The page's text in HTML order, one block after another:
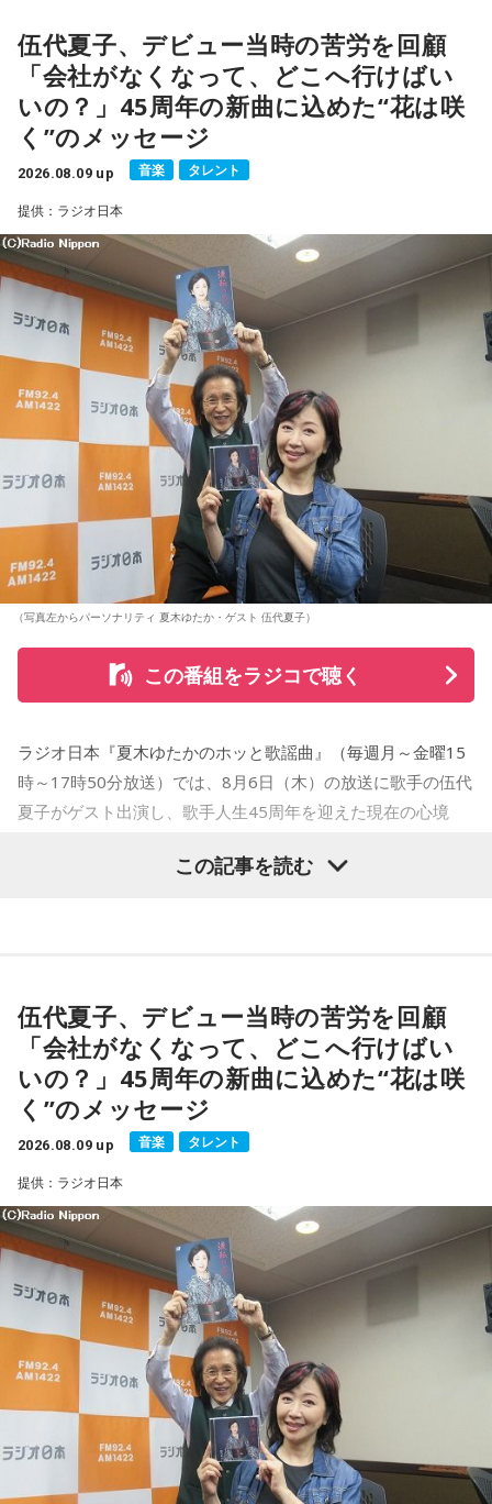
■放送日時：2026年8月16日（日） 19時～20時
■パーソナリティ：吉田尚記
■ゲスト：小山宙哉
■メールアドレス：manga@1242.com
■公式Xアカウント：@MANGARADIO1242
■ハッシュタグ：#マンガのラジオ
■番組HP：https://manga-no-radio.com/
伍代夏子、デビュー当時の苦労を回顧
「会社がなくなって、どこへ行けばい
いの？」45周年の新曲に込めた“花は咲
く”のメッセージ
2026.08.09 up 音楽 タレント
提供：ラジオ日本
（写真左からパーソナリティ 夏木ゆたか・ゲスト 伍代夏子）
この番組をラジコで聴く
ラジオ日本『夏木ゆたかのホッと歌謡曲』（毎週月～金曜15
時～17時50分放送）では、8月6日（木）の放送に歌手の伍代
夏子がゲスト出演し、歌手人生45周年を迎えた現在の心境
ることを明かした。また、歌手はレコーディングを終えた
後、自分自身が“演出家”となって楽曲を育てていく仕事でもあ
ると語り、長年培ってきた表現者としての思いを語った。
一方で、デビュー当時は決して順風満帆ではなかった。デビ
ューから間もなく所属レコード会社がなくなり、「どこへ行
けばいいの？」と途方に暮れたことや、芸名を何度も変えな
がら挑戦を続けてきた日々を振り返る。それでも諦めずに歌
い続けた経験が、45周年記念シングル「露天の花」に込めた
「どんな環境でも花は咲く」「その場所で咲く花がある」と
いうメッセージにつながっていると話した。人生は何度でも
立ち上がれるという応援歌は、自身の歩みそのものでもある
という。
さらに、趣味についてもトークを展開。愛犬と過ごす時間を
増やすために驚くべきあるものを購入したと言う。さて何を
購入したのか…？ 詳しくはradikoタイムフリーで！
この記事を読む
伍代夏子、デビュー当時の苦労を回顧
「会社がなくなって、どこへ行けばい
いの？」45周年の新曲に込めた“花は咲
く”のメッセージ
2026.08.09 up 音楽 タレント
提供：ラジオ日本